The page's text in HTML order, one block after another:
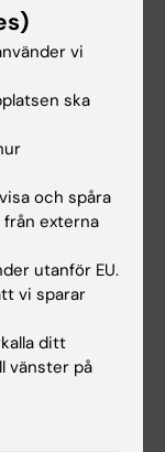
vi
ska
och spåra
externa
utanför EU.
vi sparar
ditt
vänster på